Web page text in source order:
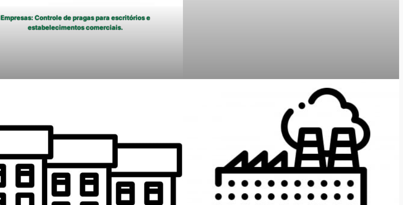
Empresas: Controle de pragas para escritórios e
estabelecimentos comerciais.